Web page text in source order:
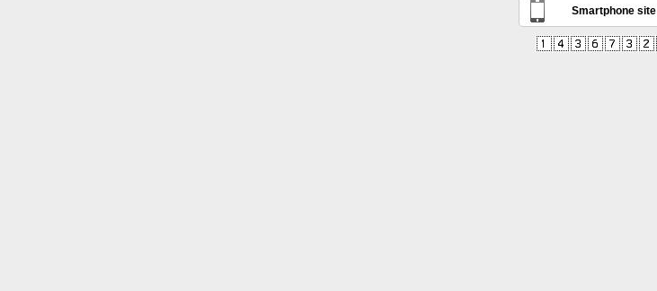
Smartphone site